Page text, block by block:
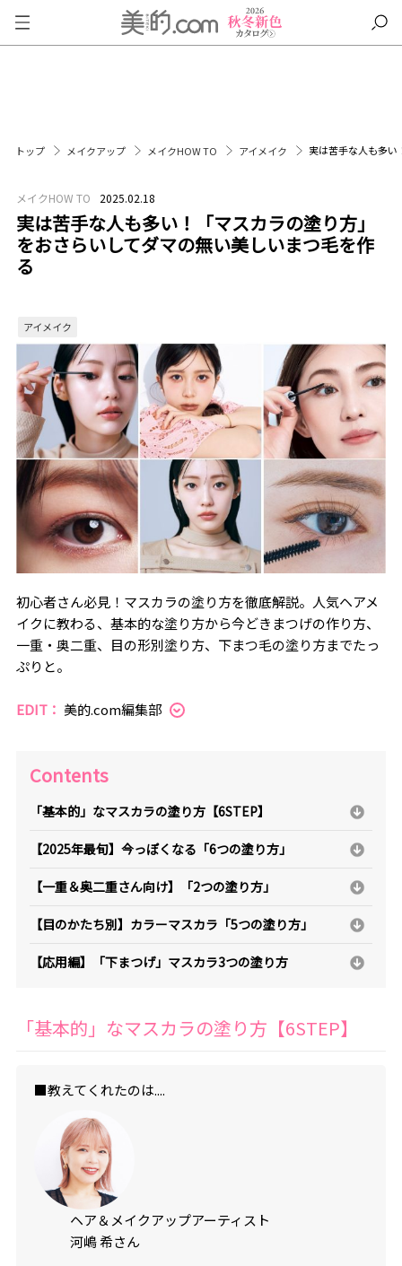
トップ メイクアップ メイクHOW TO アイメイク 実は苦手な人も多
メイクHOW TO 2025.02.18
実は苦手な人も多い！「マスカラの塗り方」
をおさらいしてダマの無い美しいまつ毛を作
る
アイメイク
初心者さん必見！マスカラの塗り方を徹底解説。人気ヘアメ
イクに教わる、基本的な塗り方から今どきまつげの作り方、
一重・奥二重、目の形別塗り方、下まつ毛の塗り方までたっ
ぷりと。
EDIT： 美的.com編集部
Contents
「基本的」なマスカラの塗り方【6STEP】
【2025年最旬】今っぽくなる「6つの塗り方」
【一重＆奥二重さん向け】「2つの塗り方」
【目のかたち別】カラーマスカラ「5つの塗り方」
【応用編】「下まつげ」マスカラ3つの塗り方
「基本的」なマスカラの塗り方【6STEP】
■教えてくれたのは....
ヘア＆メイクアップアーティスト
河嶋 希さん